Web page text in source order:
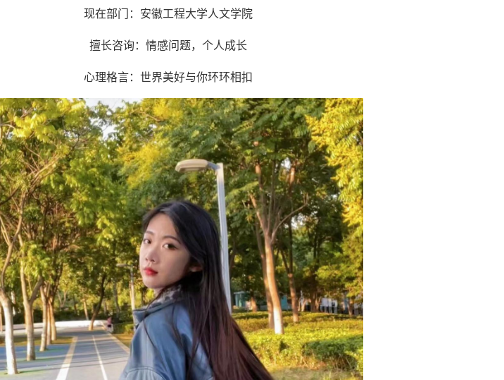
现在部门：安徽工程大学人文学院
擅长咨询：情感问题，个人成长
心理格言：世界美好与你环环相扣